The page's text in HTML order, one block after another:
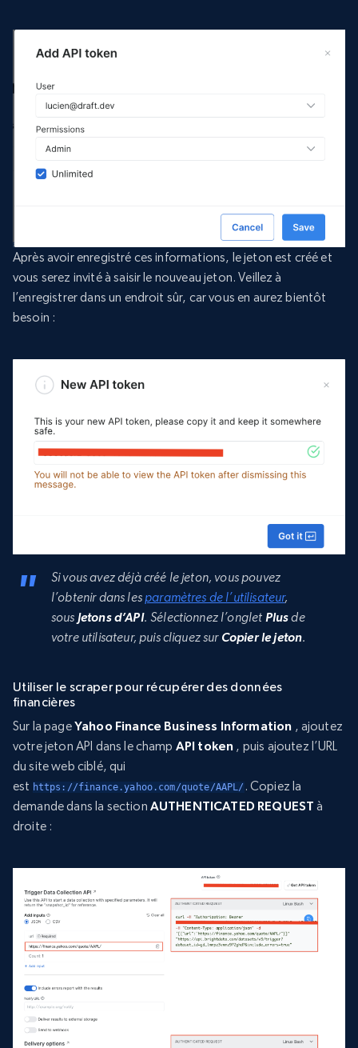
Après avoir enregistré ces informations, le jeton est créé et
vous serez invité à saisir le nouveau jeton. Veillez à
l’enregistrer dans un endroit sûr, car vous en aurez bientôt
besoin :
Si vous avez déjà créé le jeton, vous pouvez
l’obtenir dans les paramètres de l’utilisateur,
sous Jetons d’API. Sélectionnez l’onglet Plusde
votre utilisateur, puis cliquez sur Copier le jeton.
Utiliser le scraper pour récupérer des données
financières
Sur la pageYahoo Finance Business Information , ajoutez
votre jeton API dans le champ API token , puis ajoutez l’URL
du site web ciblé, qui
est https://finance.yahoo.com/quote/AAPL/ . Copiez la
demande dans la section AUTHENTICATED REQUEST à
droite :